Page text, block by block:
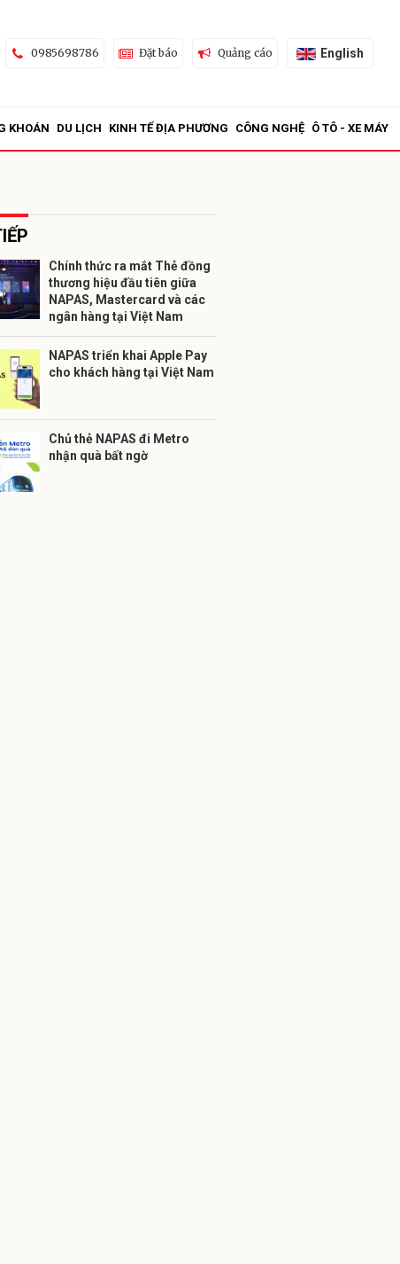
0985698786 Đặt báo Quảng cáo English
KHOÁN DU LỊCH KINH TẾ ĐỊA PHƯƠNG CÔNG NGHỆ Ô TÔ - XE MÁY
Chính thức ra mắt Thẻ đồng
thương hiệu đầu tiên giữa
NAPAS, Mastercard và các
ngân hàng tại Việt Nam
NAPAS triển khai Apple Pay
cho khách hàng tại Việt Nam
Chủ thẻ NAPAS đi Metro
nhận quà bất ngờ